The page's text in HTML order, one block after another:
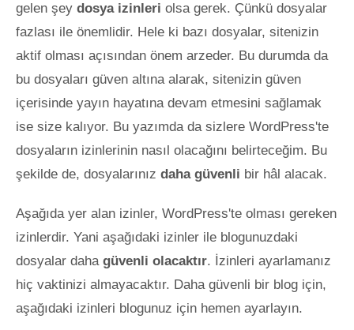
gelen şey dosya izinleri olsa gerek. Çünkü dosyalar
fazlası ile önemlidir. Hele ki bazı dosyalar, sitenizin
aktif olması açısından önem arzeder. Bu durumda da
bu dosyaları güven altına alarak, sitenizin güven
içerisinde yayın hayatına devam etmesini sağlamak
ise size kalıyor. Bu yazımda da sizlere WordPress'te
dosyaların izinlerinin nasıl olacağını belirteceğim. Bu
şekilde de, dosyalarınız daha güvenli bir hâl alacak.
Aşağıda yer alan izinler, WordPress'te olması gereken
izinlerdir. Yani aşağıdaki izinler ile blogunuzdaki
dosyalar dahagüvenli olacaktır. İzinleri ayarlamanız
hiç vaktinizi almayacaktır. Daha güvenli bir blog için,
aşağıdaki izinleri blogunuz için hemen ayarlayın.